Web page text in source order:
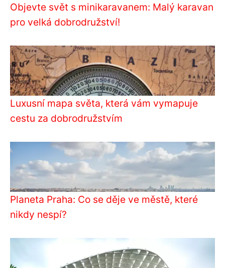
Objevte svět s minikaravanem: Malý karavan
pro velká dobrodružství!
Luxusní mapa světa, která vám vymapuje
cestu za dobrodružstvím
Planeta Praha: Co se děje ve městě, které
nikdy nespí?